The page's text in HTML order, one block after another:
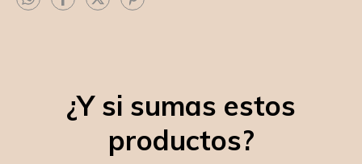
¿Y si sumas estos
productos?